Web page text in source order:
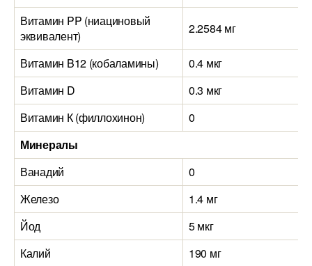
Витамин PP (ниациновый
эквивалент)
2.2584 мг
Витамин B12 (кобаламины)
0.4 мкг
Витамин D
0.3 мкг
Витамин К (филлохинон)
0
Минералы
Ванадий
0
Железо
1.4 мг
Йод
5 мкг
Калий
190 мг